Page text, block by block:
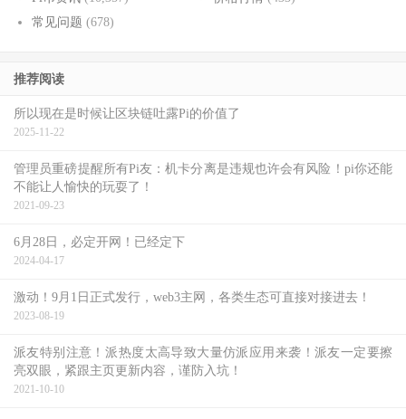
常见问题 (678)
推荐阅读
所以现在是时候让区块链吐露Pi的价值了
2025-11-22
管理员重磅提醒所有Pi友：机卡分离是违规也许会有风险！pi你还能
不能让人愉快的玩耍了！
2021-09-23
6月28日，必定开网！已经定下
2024-04-17
激动！9月1日正式发行，web3主网，各类生态可直接对接进去！
2023-08-19
派友特别注意！​派热度太高导致大量仿派应用来袭！派友一定要擦
亮双眼，紧跟主页更新内容，谨防入坑！
2021-10-10